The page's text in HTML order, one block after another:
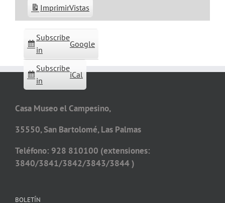
Subscribe
in
Google
Subscribe
in
iCal
ImprimirVistas
Casa Museo el Campesino,
35550, San Bartolomé, Las Palmas
Teléfono: 928 810100 (extensiones:
3840/3841/3842/3843/3844 )
BOLETÍN